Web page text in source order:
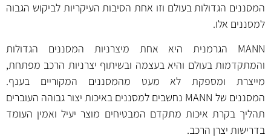
המסננים הגדולות בעולם וזו אחת הסיבות העיקריות לביקוש הגבוה
למסננים אלו.
MANN הגרמנית היא אחת מיצרניות המסננים הגדולות
והמתקדמות בעולם והיא בעצמה ובשיתוף יצרניות הרכב מפתחת,
מייצרת ומספקת לא מעט מהמסננים המקוריים בענף.
המסננים של MANN נחשבים למסננים באיכות יצור גבוהה העוברים
תהליך בקרת איכות מתקדם המבטיחים מוצר יעיל ואמין העומד
בדרישות יצרן הרכב.